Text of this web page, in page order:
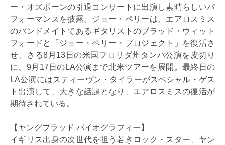
ー・オズボーンの引退コンサートに出演し素晴らしいパ
フォーマンスを披露。ジョー・ペリーは、エアロスミス
のバンドメイトであるギタリストのブラッド・ウィット
フォードと「ジョー・ペリー・プロジェクト」を復活さ
せ、さる8月13日の米国フロリダ州タンパ公演を皮切り
に、9月17日のLA公演まで北米ツアーを展開。最終日の
LA公演にはスティーヴン・タイラーがスペシャル・ゲス
ト出演して、大きな話題となり、エアロスミスの復活が
期待されている。
【ヤングブラッド バイオグラフィー】
イギリス出身の次世代を担う若きロック・スター、ヤン